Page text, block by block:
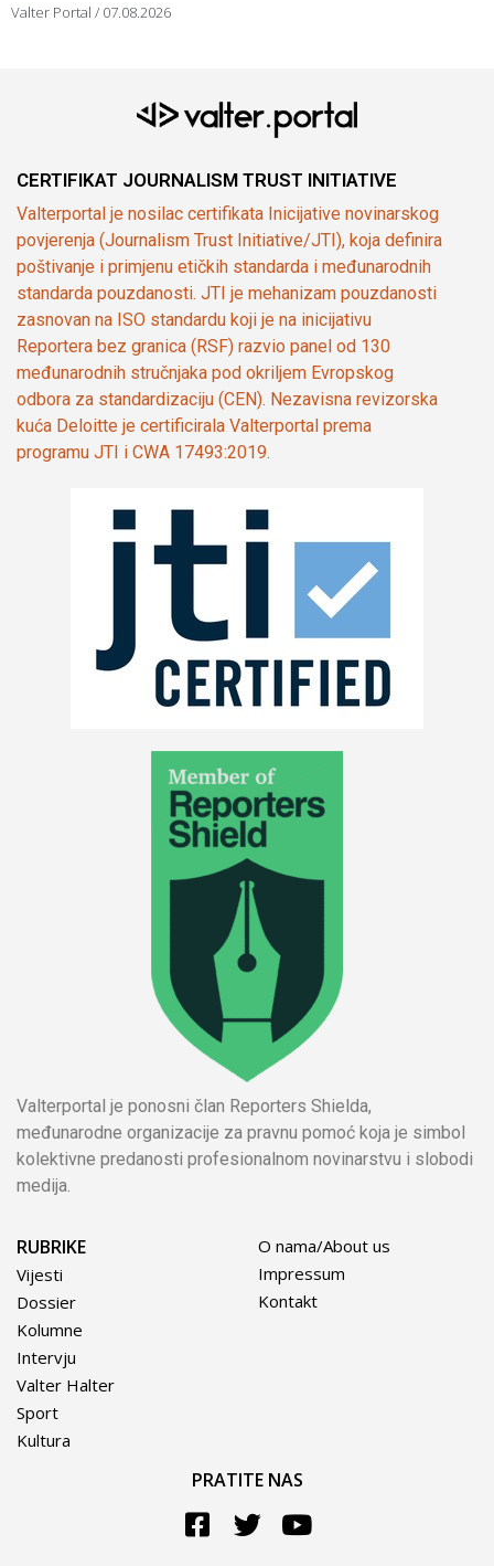
Valter Portal 07.08.2026
CERTIFIKAT JOURNALISM TRUST INITIATIVE
Valterportal je nosilac certifikata Inicijative novinarskog
povjerenja (Journalism Trust Initiative/JTI), koja definira
poštivanje i primjenu etičkih standarda i međunarodnih
standarda pouzdanosti. JTI je mehanizam pouzdanosti
zasnovan na ISO standardu koji je na inicijativu
Reportera bez granica (RSF) razvio panel od 130
međunarodnih stručnjaka pod okriljem Evropskog
odbora za standardizaciju (CEN). Nezavisna revizorska
kuća Deloitte je certificirala Valterportal prema
programu JTI i CWA 17493:2019.
Valterportal je ponosni član Reporters Shielda,
međunarodne organizacije za pravnu pomoć koja je simbol
kolektivne predanosti profesionalnom novinarstvu i slobodi
medija.
RUBRIKE
Vijesti
Dossier
Kolumne
Intervju
Valter Halter
Sport
Kultura
O nama/About us
Impressum
Kontakt
PRATITE NAS